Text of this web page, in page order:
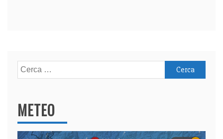
Ricerca
per:
METEO